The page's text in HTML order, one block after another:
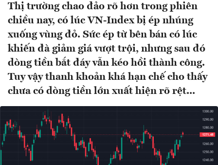
Thị trường chao đảo rõ hơn trong phiên
chiều nay, có lúc VN-Index bị ép nhúng
xuống vùng đỏ. Sức ép từ bên bán có lúc
khiến đà giảm giá vượt trội, nhưng sau đó
dòng tiền bắt đáy vẫn kéo hồi thành công.
Tuy vậy thanh khoản khá hạn chế cho thấy
chưa có dòng tiền lớn xuất hiện rõ rệt...